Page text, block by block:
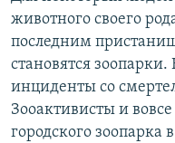
животного своего
последним
становятся
инциденты со
Зооактивисты и
городского зоопарка